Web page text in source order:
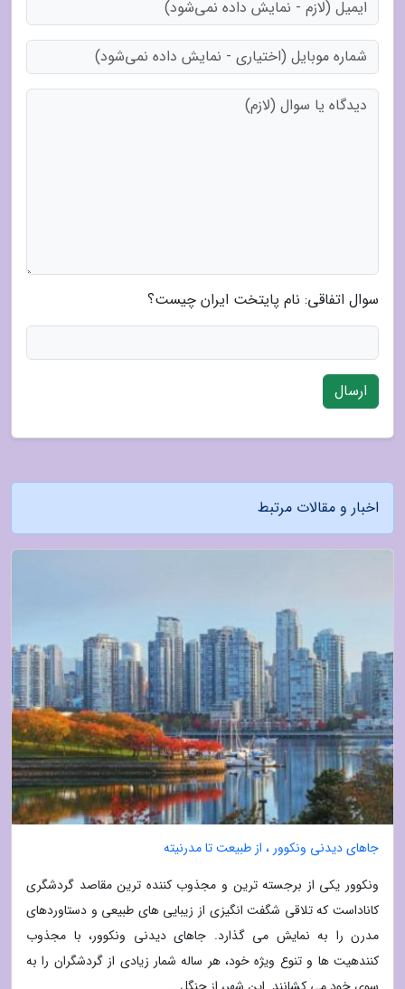
سوال اتفاقی: نام پایتخت ایران چیست؟
ارسال
اخبار و مقالات مرتبط
جاهای دیدنی ونکوور ، از طبیعت تا مدرنیته
ونکوور یکی از برجسته ترین و مجذوب کننده ترین مقاصد گردشگری
کاناداست که تلاقی شگفت انگیزی از زیبایی های طبیعی و دستاوردهای
مدرن را به نمایش می گذارد. جاهای دیدنی ونکوور، با مجذوب
کنندهیت ها و تنوع ویژه خود، هر ساله شمار زیادی از گردشگران را به